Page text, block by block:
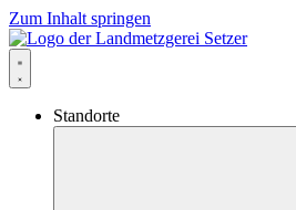
Zum Inhalt springen
Standorte